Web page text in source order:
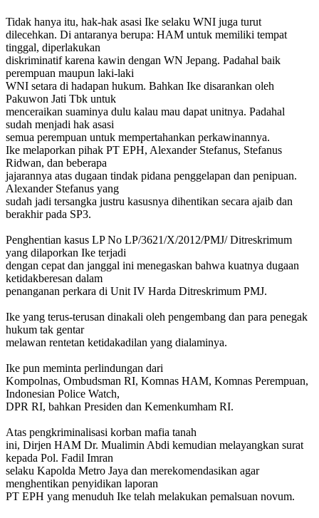
Tidak hanya itu, hak-hak asasi Ike selaku WNI juga turut
dilecehkan. Di antaranya berupa: HAM untuk memiliki tempat
tinggal, diperlakukan
diskriminatif karena kawin dengan WN Jepang. Padahal baik
perempuan maupun laki-laki
WNI setara di hadapan hukum. Bahkan Ike disarankan oleh
Pakuwon Jati Tbk untuk
menceraikan suaminya dulu kalau mau dapat unitnya. Padahal
sudah menjadi hak asasi
semua perempuan untuk mempertahankan perkawinannya.
Ike melaporkan pihak PT EPH, Alexander Stefanus, Stefanus
Ridwan, dan beberapa
jajarannya atas dugaan tindak pidana penggelapan dan penipuan.
Alexander Stefanus yang
sudah jadi tersangka justru kasusnya dihentikan secara ajaib dan
berakhir pada SP3.
Penghentian kasus LP No LP/3621/X/2012/PMJ/ Ditreskrimum
yang dilaporkan Ike terjadi
dengan cepat dan janggal ini menegaskan bahwa kuatnya dugaan
ketidakberesan dalam
penanganan perkara di Unit IV Harda Ditreskrimum PMJ.
Ike yang terus-terusan dinakali oleh pengembang dan para penegak
hukum tak gentar
melawan rentetan ketidakadilan yang dialaminya.
Ike pun meminta perlindungan dari
Kompolnas, Ombudsman RI, Komnas HAM, Komnas Perempuan,
Indonesian Police Watch,
DPR RI, bahkan Presiden dan Kemenkumham RI.
Atas pengkriminalisasi korban mafia tanah
ini, Dirjen HAM Dr. Mualimin Abdi kemudian melayangkan surat
kepada Pol. Fadil Imran
selaku Kapolda Metro Jaya dan merekomendasikan agar
menghentikan penyidikan laporan
PT EPH yang menuduh Ike telah melakukan pemalsuan novum.